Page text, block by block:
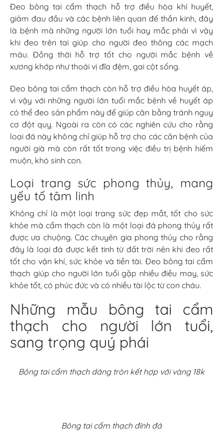
Đeo bông tai cẩm thạch hỗ trợ điều hòa khí huyết,
giảm đau đầu và các bệnh liên quan đế thần kinh, đây
là bệnh mà những người lớn tuổi hay mắc phải vì vậy
khi đeo trên tai giúp cho người đeo thông các mạch
máu. Đồng thời hỗ trợ tốt cho người mắc bệnh về
xương khớp như thoái vị đĩa đệm, gai cột sống.
Đeo bông tai cẩm thạch còn hỗ trợ điều hòa huyết áp,
vì vậy với những người lớn tuổi mắc bệnh về huyết áp
có thể đeo sản phẩm này để giúp cân bằng tránh nguy
cơ đột quỵ. Ngoài ra còn có các nghiên cứu cho rằng
loại đá này không chỉ giúp hỗ trợ cho các căn bệnh của
người già mà còn rất tốt trong việc điều trị bệnh hiếm
muộn, khó sinh con.
Loại trang sức phong thủy, mang
yếu tố tâm linh
Không chỉ là một loại trang sức đẹp mắt, tốt cho sức
khỏe mà cẩm thạch còn là một loại đá phong thủy rất
được ưa chuộng. Các chuyên gia phong thủy cho rằng
đây là loại đá được kết tinh từ đất trời nên khi đeo rất
tốt cho vận khí, sức khỏe và tiền tài. Đeo bông tai cẩm
thạch giúp cho người lớn tuổi gặp nhiều điều may, sức
khỏe tốt, có phúc đức và có nhiều tài lộc từ con cháu.
Những mẫu bông tai cẩm
thạch cho người lớn tuổi,
sang trọng quý phái
Bông tai cẩm thạch dáng tròn kết hợp với vàng 18k
Bông tai cẩm thạch đính đá